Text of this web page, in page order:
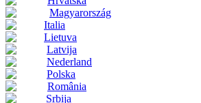
Magyarország
Italia
Lietuva
Latvija
Nederland
Polska
România
Srbija